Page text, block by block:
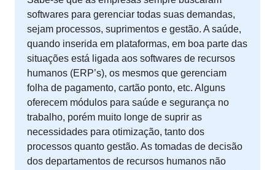
softwares para gerenciar todas suas demandas,
sejam processos, suprimentos e gestão. A saúde,
quando inserida em plataformas, em boa parte das
situações está ligada aos softwares de recursos
humanos (ERP’s), os mesmos que gerenciam
folha de pagamento, cartão ponto, etc. Alguns
oferecem módulos para saúde e segurança no
trabalho, porém muito longe de suprir as
necessidades para otimização, tanto dos
processos quanto gestão. As tomadas de decisão
dos departamentos de recursos humanos não